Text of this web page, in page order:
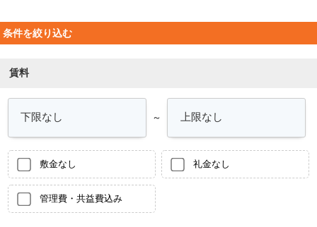
条件を絞り込む
賃料
～
敷金なし 礼金なし
管理費・共益費込み